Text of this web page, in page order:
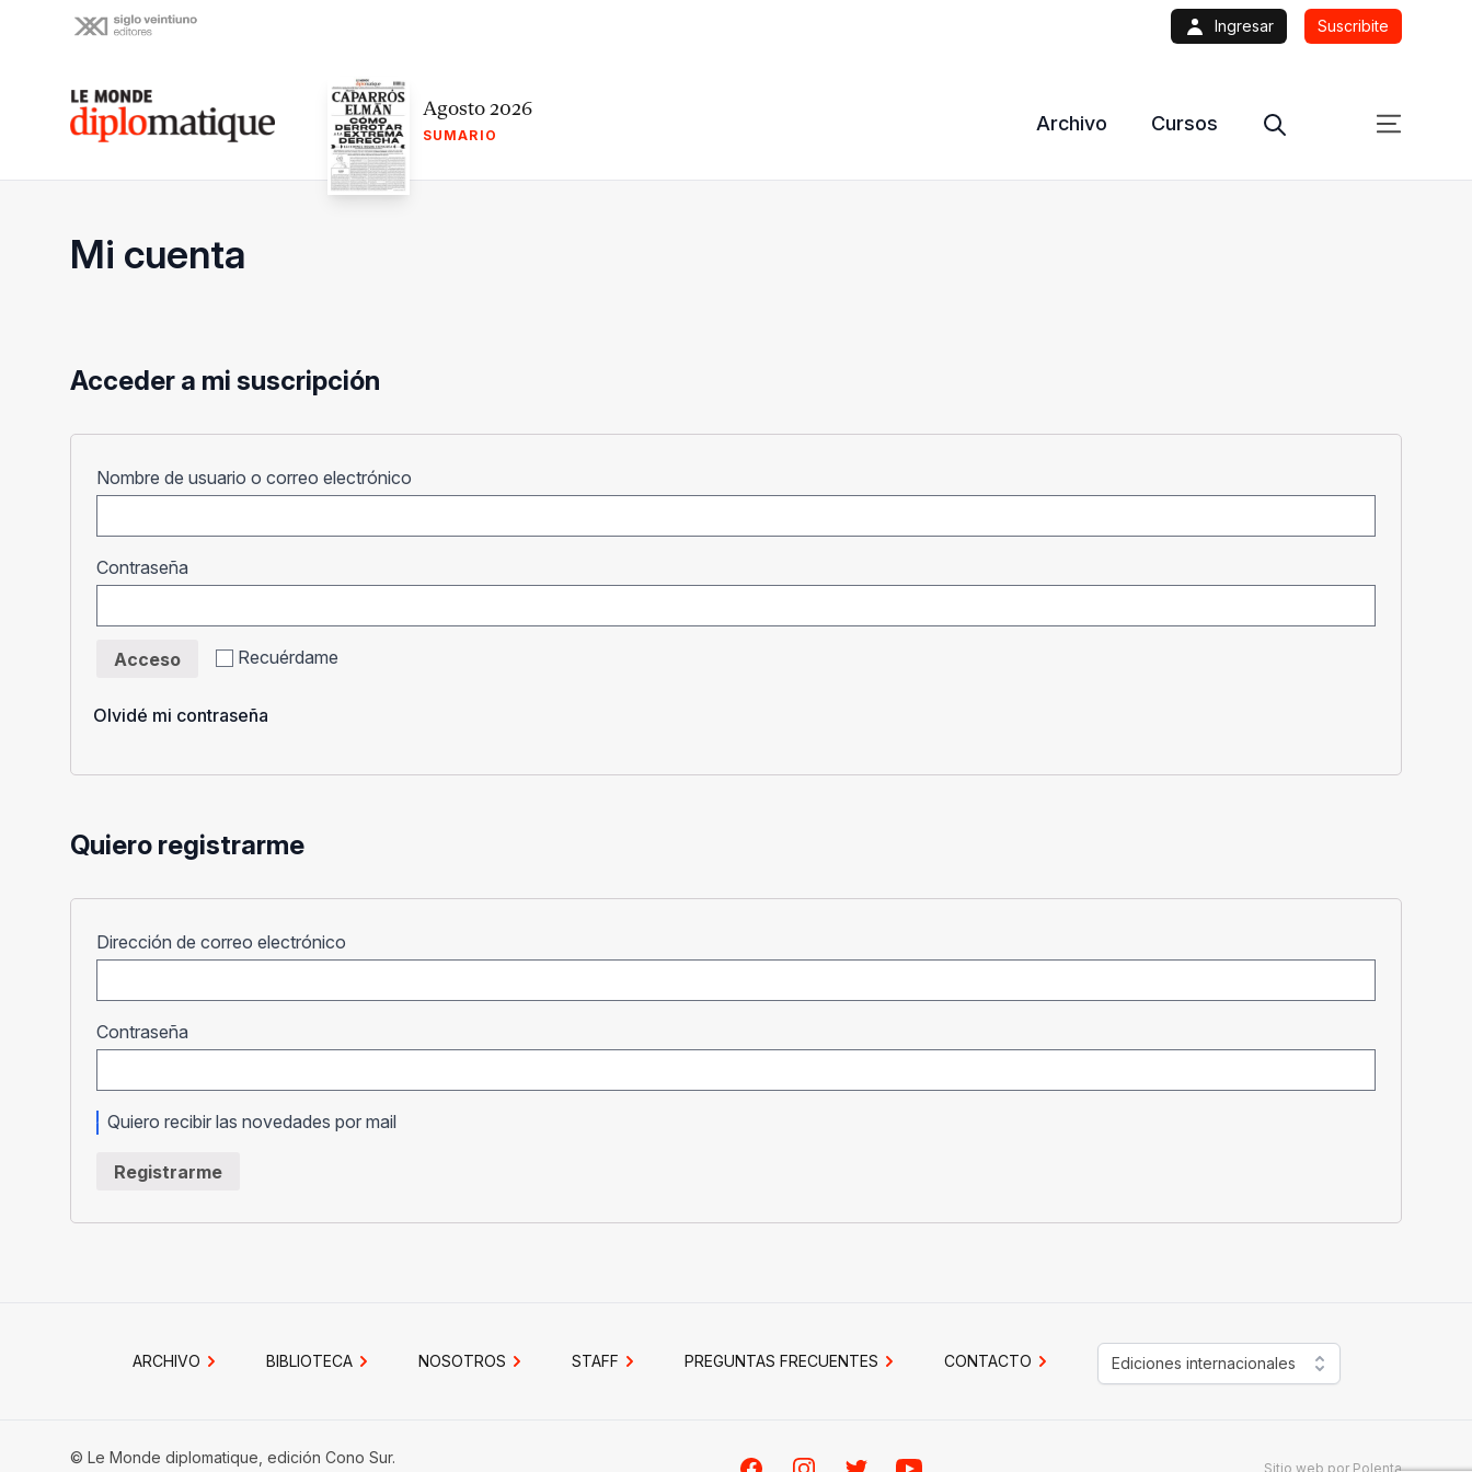
Ingresar Suscribite
Le monde diplomatique Agosto 2026
SUMARIO
Archivo Cursos
Mi cuenta
Acceder a mi suscripción
Nombre de usuario o correo electrónico
Contraseña
Recuérdame
Acceso
Olvidé mi contraseña
Quiero registrarme
Dirección de correo electrónico
Contraseña
Quiero recibir las novedades por mail
Registrarme
ARCHIVO BIBLIOTECA NOSOTROS STAFF PREGUNTAS FRECUENTES CONTACTO Ediciones internacionales
© Le Monde diplomatique, edición Cono Sur.
Sitio web por Polenta